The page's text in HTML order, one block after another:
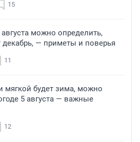
15
можно определить,
декабрь, — приметы и поверья
11
мягкой будет зима, можно
5 августа — важные
12